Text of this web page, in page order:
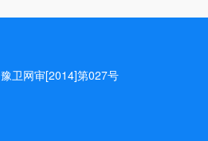
豫卫网审[2014]第027号